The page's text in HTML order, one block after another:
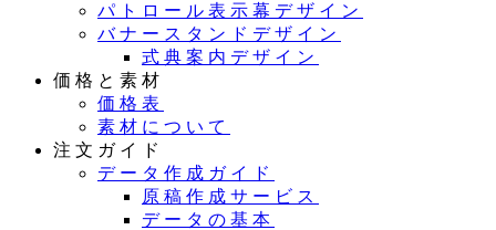
パトロール表示幕デザイン
バナースタンドデザイン
式典案内デザイン
価格と素材
価格表
素材について
注文ガイド
データ作成ガイド
原稿作成サービス
データの基本